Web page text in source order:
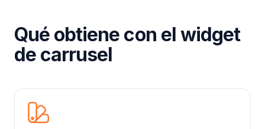
Qué obtiene con el widget
de carrusel